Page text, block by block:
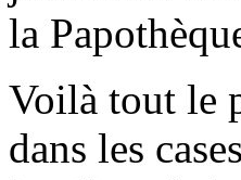
la
Voilà tout le
dans les